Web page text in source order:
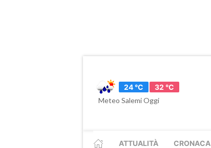
24 °C
32 °C
Meteo Salemi Oggi
ATTUALITÀ CRONACA